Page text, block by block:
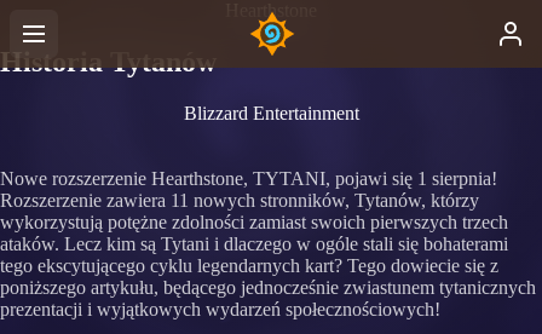
Hearthstone
Historia Tytanów
Blizzard Entertainment
Nowe rozszerzenie Hearthstone, TYTANI, pojawi się 1 sierpnia!
Rozszerzenie zawiera 11 nowych stronników, Tytanów, którzy
wykorzystują potężne zdolności zamiast swoich pierwszych trzech
ataków. Lecz kim są Tytani i dlaczego w ogóle stali się bohaterami
tego ekscytującego cyklu legendarnych kart? Tego dowiecie się z
poniższego artykułu, będącego jednocześnie zwiastunem tytanicznych
prezentacji i wyjątkowych wydarzeń społecznościowych!